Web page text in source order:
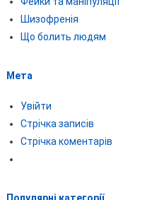
Шизофренія
Що болить людям
Мета
Увійти
Стрічка записів
Стрічка коментарів